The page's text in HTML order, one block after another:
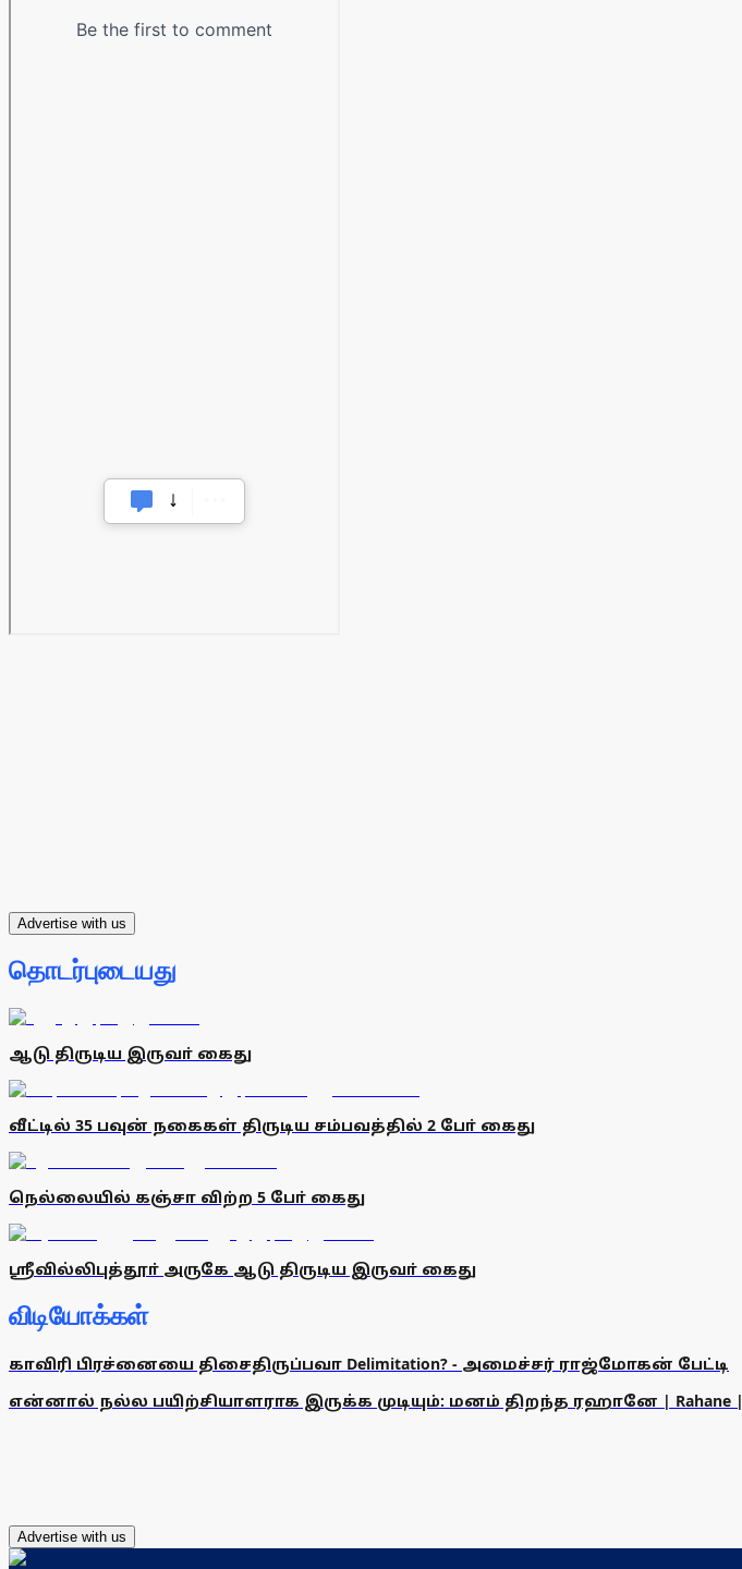
Advertise with us
தொடர்புடையது
ஆடு திருடிய இருவா் கைது
வீட்டில் 35 பவுன் நகைகள் திருடிய சம்பவத்தில் 2 போ் கைது
நெல்லையில் கஞ்சா விற்ற 5 போ் கைது
ஸ்ரீவில்லிபுத்தூா் அருகே ஆடு திருடிய இருவா் கைது
விடியோக்கள்
காவிரி பிரச்னையை திசைதிருப்பவா Delimitation? - அமைச்சர் ராஜ்மோகன் பேட்டி
என்னால் நல்ல பயிற்சியாளராக இருக்க முடியும்: மனம் திறந்த ரஹானே | Rahane |
Advertise with us